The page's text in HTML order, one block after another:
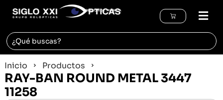
REGIÓN DE MURCIA
Inicio Productos
RAY-BAN ROUND METAL 3447
11258